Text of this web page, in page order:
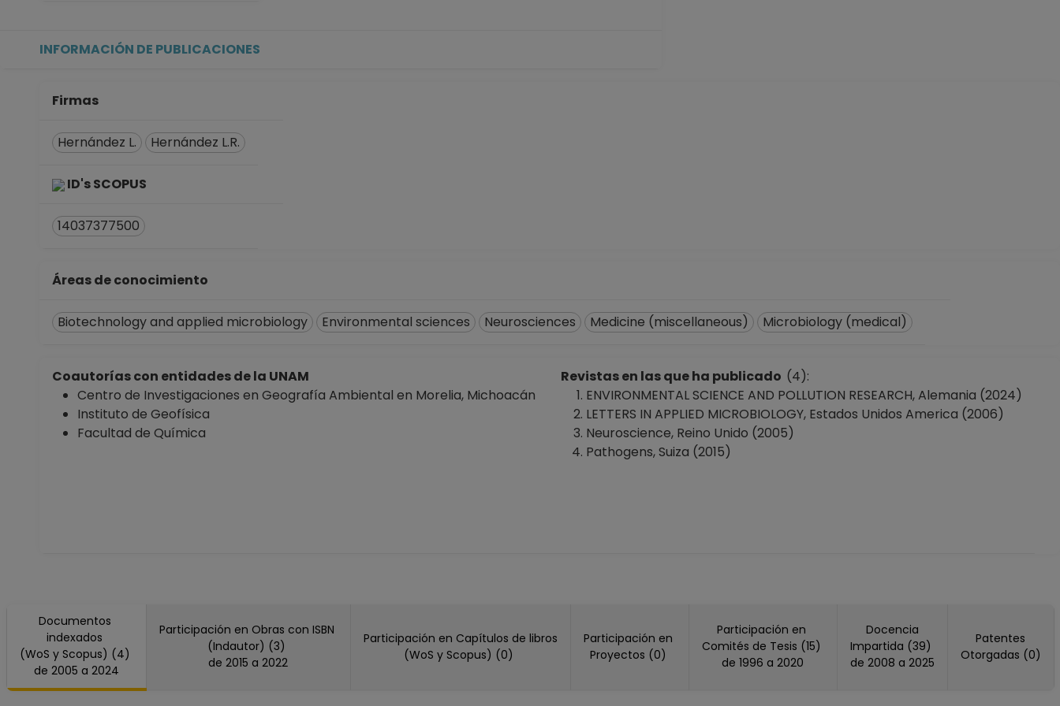
Desde 01-01-2008 (fecha inicial de registros en el SIIA) hasta 15-10-2009
INFORMACIÓN DE PUBLICACIONES
Firmas
Hernández L. Hernández L.R.
ID's SCOPUS
14037377500
Áreas de conocimiento
Biotechnology and applied microbiology Environmental sciences Neurosciences Medicine (miscellaneous) Microbiology (medical)
Coautorías con entidades de la UNAM
Centro de Investigaciones en Geografía Ambiental en Morelia, Michoacán
Instituto de Geofísica
Facultad de Química
Revistas en las que ha publicado (4):
ENVIRONMENTAL SCIENCE AND POLLUTION RESEARCH, Alemania (2024)
LETTERS IN APPLIED MICROBIOLOGY, Estados Unidos America (2006)
Neuroscience, Reino Unido (2005)
Pathogens, Suiza (2015)
Documentos
indexados
(WoS y Scopus) (4)
de 2005 a 2024
Participación en Obras con ISBN
(Indautor) (3)
de 2015 a 2022
Participación en Capítulos de libros
(WoS y Scopus) (0)
Participación en
Proyectos (0)
Participación en
Comités de Tesis (15)
de 1996 a 2020
Docencia
Impartida (39)
de 2008 a 2025
Patentes
Otorgadas (0)